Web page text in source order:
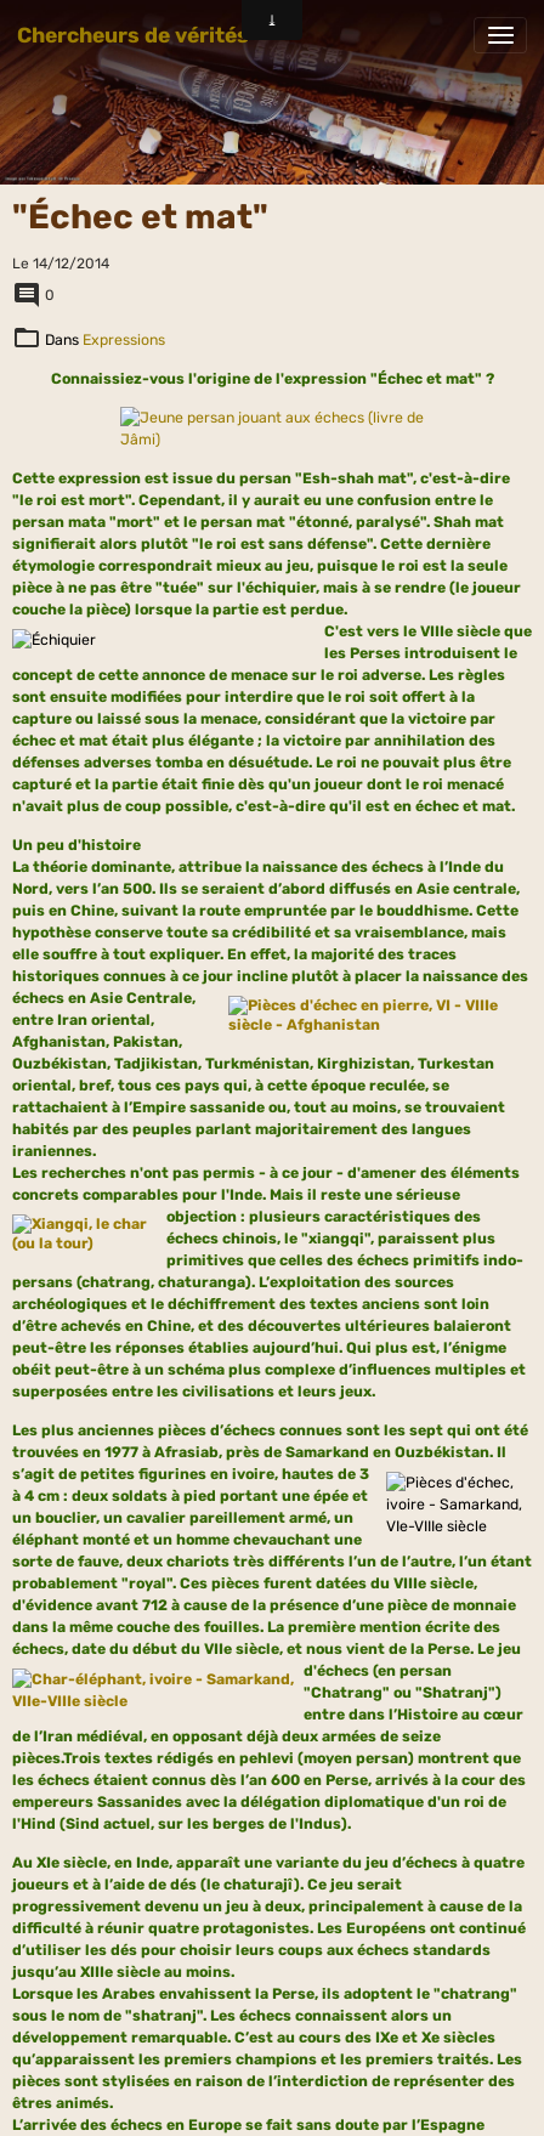
Chercheurs de vérités
"Échec et mat"
Le 14/12/2014
0
Dans Expressions
Connaissiez-vous l'origine de l'expression "Échec et mat" ?
Cette expression est issue du persan "Esh-shah mat", c'est-à-dire
"le roi est mort". Cependant, il y aurait eu une confusion entre le
persan mata "mort" et le persan mat "étonné, paralysé". Shah mat
signifierait alors plutôt "le roi est sans défense". Cette dernière
étymologie correspondrait mieux au jeu, puisque le roi est la seule
pièce à ne pas être "tuée" sur l'échiquier, mais à se rendre (le joueur
couche la pièce) lorsque la partie est perdue.
C'est vers le VIIIe siècle que
les Perses introduisent le
concept de cette annonce de menace sur le roi adverse. Les règles
sont ensuite modifiées pour interdire que le roi soit offert à la
capture ou laissé sous la menace, considérant que la victoire par
échec et mat était plus élégante ; la victoire par annihilation des
défenses adverses tomba en désuétude. Le roi ne pouvait plus être
capturé et la partie était finie dès qu'un joueur dont le roi menacé
n'avait plus de coup possible, c'est-à-dire qu'il est en échec et mat.
Un peu d'histoire
La théorie dominante, attribue la naissance des échecs à l’Inde du
Nord, vers l’an 500. Ils se seraient d’abord diffusés en Asie centrale,
puis en Chine, suivant la route empruntée par le bouddhisme. Cette
hypothèse conserve toute sa crédibilité et sa vraisemblance, mais
elle souffre à tout expliquer. En effet, la majorité des traces
historiques connues à ce jour incline plutôt à placer la naissance des
échecs en Asie Centrale,
entre Iran oriental,
Afghanistan, Pakistan,
Ouzbékistan, Tadjikistan, Turkménistan, Kirghizistan, Turkestan
oriental, bref, tous ces pays qui, à cette époque reculée, se
rattachaient à l’Empire sassanide ou, tout au moins, se trouvaient
habités par des peuples parlant majoritairement des langues
iraniennes.
Les recherches n'ont pas permis - à ce jour - d'amener des éléments
concrets comparables pour l'Inde. Mais il reste une sérieuse
objection : plusieurs caractéristiques des
échecs chinois, le "xiangqi", paraissent plus
primitives que celles des échecs primitifs indo-
persans (chatrang, chaturanga). L’exploitation des sources
archéologiques et le déchiffrement des textes anciens sont loin
d’être achevés en Chine, et des découvertes ultérieures balaieront
peut-être les réponses établies aujourd’hui. Qui plus est, l’énigme
obéit peut-être à un schéma plus complexe d’influences multiples et
superposées entre les civilisations et leurs jeux.
Les plus anciennes pièces d’échecs connues sont les sept qui ont été
trouvées en 1977 à Afrasiab, près de Samarkand en Ouzbékistan. Il
s’agit de petites figurines en ivoire, hautes de 3
à 4 cm : deux soldats à pied portant une épée et
un bouclier, un cavalier pareillement armé, un
éléphant monté et un homme chevauchant une
sorte de fauve, deux chariots très différents l’un de l’autre, l’un étant
probablement "royal". Ces pièces furent datées du VIIIe siècle,
d'évidence avant 712 à cause de la présence d’une pièce de monnaie
dans la même couche des fouilles. La première mention écrite des
échecs, date du début du VIIe siècle, et nous vient de la Perse. Le jeu
d'échecs (en persan
"Chatrang" ou "Shatranj")
entre dans l’Histoire au cœur
de l’Iran médiéval, en opposant déjà deux armées de seize
pièces.Trois textes rédigés en pehlevi (moyen persan) montrent que
les échecs étaient connus dès l’an 600 en Perse, arrivés à la cour des
empereurs Sassanides avec la délégation diplomatique d'un roi de
l'Hind (Sind actuel, sur les berges de l'Indus).
Au XIe siècle, en Inde, apparaît une variante du jeu d’échecs à quatre
joueurs et à l’aide de dés (le chaturajî). Ce jeu serait
progressivement devenu un jeu à deux, principalement à cause de la
difficulté à réunir quatre protagonistes. Les Européens ont continué
d’utiliser les dés pour choisir leurs coups aux échecs standards
jusqu’au XIIIe siècle au moins.
Lorsque les Arabes envahissent la Perse, ils adoptent le "chatrang"
sous le nom de "shatranj". Les échecs connaissent alors un
développement remarquable. C’est au cours des IXe et Xe siècles
qu’apparaissent les premiers champions et les premiers traités. Les
pièces sont stylisées en raison de l’interdiction de représenter des
êtres animés.
L’arrivée des échecs en Europe se fait sans doute par l’Espagne